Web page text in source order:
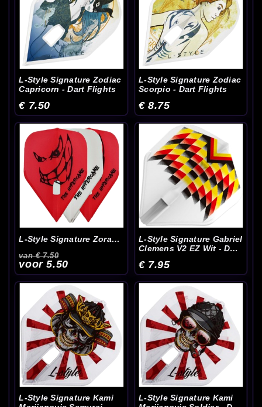
L-Style Signature Zodiac
Capricorn - Dart Flights
€ 7.50
L-Style Signature Zodiac
Scorpio - Dart Flights
€ 8.75
L-Style Signature Zoran
Flights
van € 7.50
voor 5.50
L-Style Signature Gabriel
Clemens V2 EZ Wit - Dart
€ 7.95
L-Style Signature Kami
L-Style Signature Kami